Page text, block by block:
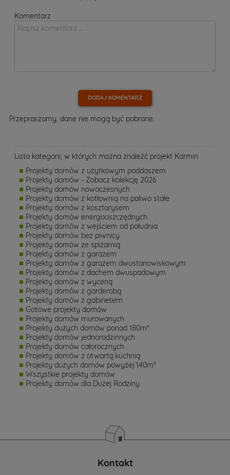
Komentarz
DODAJ KOMENTARZ
Przepraszamy, dane nie mogą być pobrane.
Lista kategorii, w których można znaleźć projekt Karmin
Projekty domów z użytkowym poddaszem
Projekty domów - Zobacz kolekcję 2026
Projekty domów nowoczesnych
Projekty domów z kotłownią na paliwo stałe
Projekty domów z kosztorysem
Projekty domów energooszczędnych
Projekty domów z wejściem od południa
Projekty domów bez piwnicy
Projekty domów ze spiżarnią
Projekty domów z garażem
Projekty domów z garażem dwustanowiskowym
Projekty domów z dachem dwuspadowym
Projekty domów z wyceną
Projekty domów z garderobą
Projekty domów z gabinetem
Gotowe projekty domów
Projekty domów murowanych
Projekty dużych domów ponad 180m²
Projekty domów jednorodzinnych
Projekty domów całorocznych
Projekty domów z otwartą kuchnią
Projekty dużych domów powyżej 140m²
Wszystkie projekty domów
Projekty domów dla Dużej Rodziny
Kontakt